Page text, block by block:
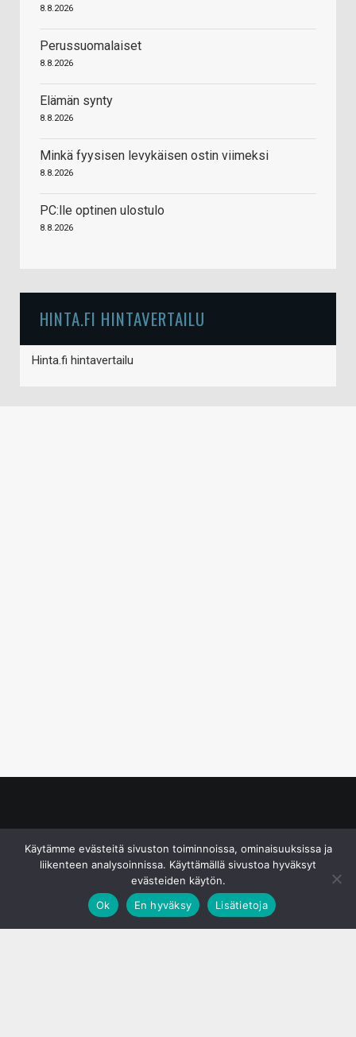
8.8.2026
Perussuomalaiset
8.8.2026
Elämän synty
8.8.2026
Minkä fyysisen levykäisen ostin viimeksi
8.8.2026
PC:lle optinen ulostulo
8.8.2026
HINTA.FI HINTAVERTAILU
Hinta.fi hintavertailu
Käytämme evästeitä sivuston toiminnoissa, ominaisuuksissa ja
liikenteen analysoinnissa. Käyttämällä sivustoa hyväksyt
evästeiden käytön.
Ok
En hyväksy Lisätietoja